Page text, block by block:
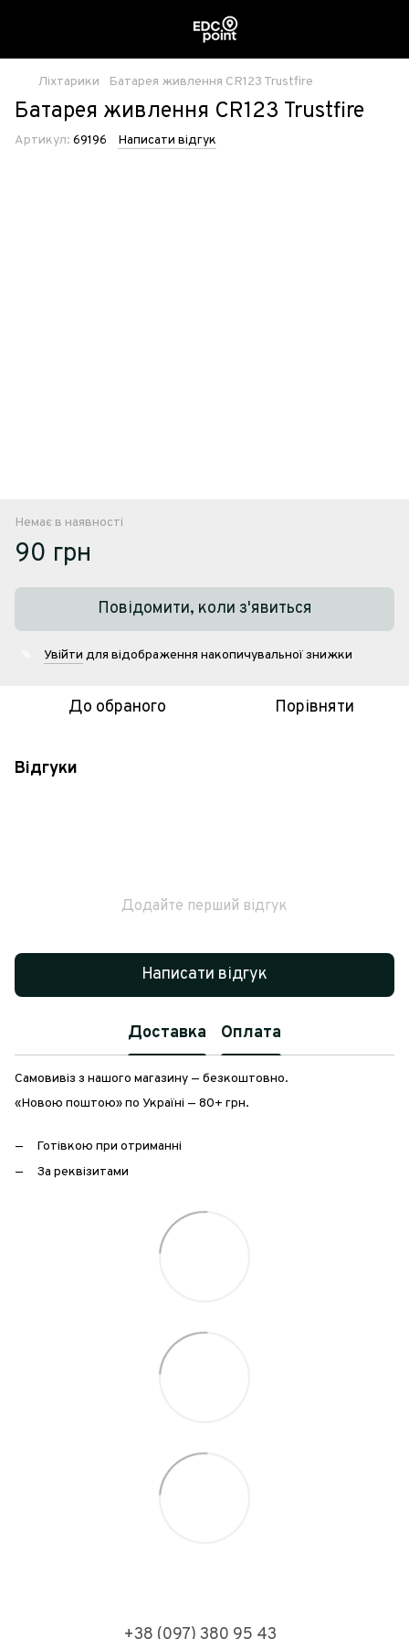
Ліхтарики Батарея живлення CR123 Trustfire
Батарея живлення CR123 Trustfire
Артикул: 69196 Написати відгук
Немає в наявності
90 грн
Повідомити, коли з'явиться
Увійти для відображення накопичувальної знижки
До обраного Порівняти
Відгуки
Додайте перший відгук
Написати відгук
Доставка Оплата
Самовивіз з нашого магазину — безкоштовно.
«Новою поштою» по Україні — 80+ грн.
Готівкою при отриманні
За реквізитами